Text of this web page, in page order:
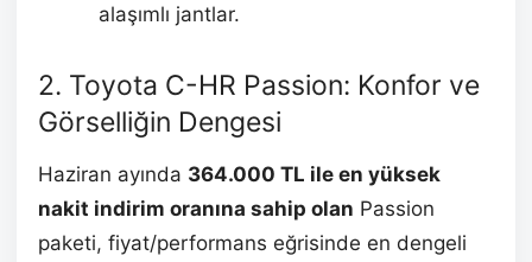
alaşımlı jantlar.
2. Toyota C-HR Passion: Konfor ve
Görselliğin Dengesi
Haziran ayında 364.000 TL ile en yüksek
nakit indirim oranına sahip olan Passion
paketi, fiyat/performans eğrisinde en dengeli